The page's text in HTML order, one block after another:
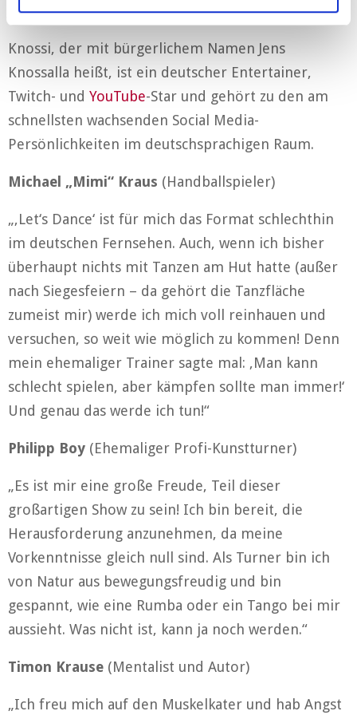
Jens „Knossi“ Knossalla(Entertainer)
Knossi, der mit bürgerlichem Namen Jens
Knossalla heißt, ist ein deutscher Entertainer,
Twitch- und YouTube-Star und gehört zu den am
schnellsten wachsenden Social Media-
Persönlichkeiten im deutschsprachigen Raum.
Michael „Mimi“ Kraus (Handballspieler)
„‚Let‘s Dance‘ ist für mich das Format schlechthin
im deutschen Fernsehen. Auch, wenn ich bisher
überhaupt nichts mit Tanzen am Hut hatte (außer
nach Siegesfeiern – da gehört die Tanzfläche
zumeist mir) werde ich mich voll reinhauen und
versuchen, so weit wie möglich zu kommen! Denn
mein ehemaliger Trainer sagte mal: ‚Man kann
schlecht spielen, aber kämpfen sollte man immer!‘
Und genau das werde ich tun!“
Philipp Boy (Ehemaliger Profi-Kunstturner)
„Es ist mir eine große Freude, Teil dieser
großartigen Show zu sein! Ich bin bereit, die
Herausforderung anzunehmen, da meine
Vorkenntnisse gleich null sind. Als Turner bin ich
von Natur aus bewegungsfreudig und bin
gespannt, wie eine Rumba oder ein Tango bei mir
aussieht. Was nicht ist, kann ja noch werden.“
Timon Krause (Mentalist und Autor)
„Ich freu mich auf den Muskelkater und hab Angst